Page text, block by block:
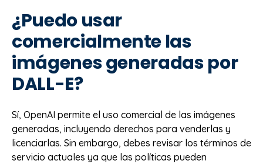
¿Puedo usar
comercialmente las
imágenes generadas por
DALL-E?
Sí, OpenAI permite el uso comercial de las imágenes
generadas, incluyendo derechos para venderlas y
licenciarlas. Sin embargo, debes revisar los términos de
servicio actuales ya que las políticas pueden